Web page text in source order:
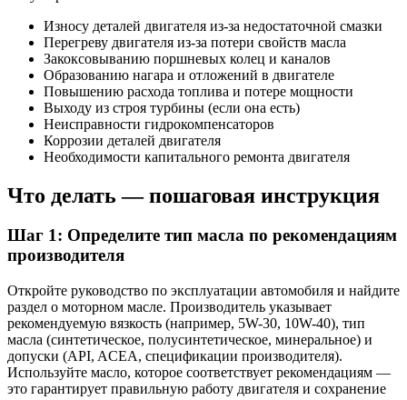
Износу деталей двигателя из-за недостаточной смазки
Перегреву двигателя из-за потери свойств масла
Закоксовыванию поршневых колец и каналов
Образованию нагара и отложений в двигателе
Повышению расхода топлива и потере мощности
Выходу из строя турбины (если она есть)
Неисправности гидрокомпенсаторов
Коррозии деталей двигателя
Необходимости капитального ремонта двигателя
Что делать — пошаговая инструкция
Шаг 1: Определите тип масла по рекомендациям
производителя
Откройте руководство по эксплуатации автомобиля и найдите
раздел о моторном масле. Производитель указывает
рекомендуемую вязкость (например, 5W-30, 10W-40), тип
масла (синтетическое, полусинтетическое, минеральное) и
допуски (API, ACEA, спецификации производителя).
Используйте масло, которое соответствует рекомендациям —
это гарантирует правильную работу двигателя и сохранение